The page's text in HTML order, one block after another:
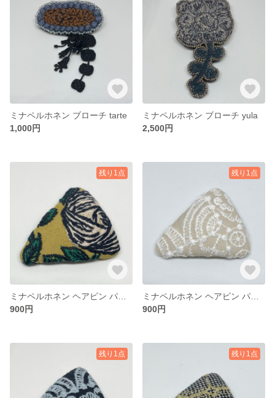
ミナペルホネン ブローチ tarte
1,000円
ミナペルホネン ブローチ yula
2,500円
残り1点
900円
残り1点
900円
残り1点 残り1点